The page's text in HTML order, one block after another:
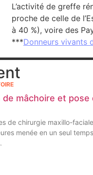
L’activité de greffe
proche de celle de
à 40 %), voire des
***Donneurs vivants
mâchoire et pose
de chirurgie maxillo-
menée en un seul